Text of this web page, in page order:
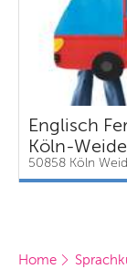
Englisch
Köln-
50858 Köln
Home